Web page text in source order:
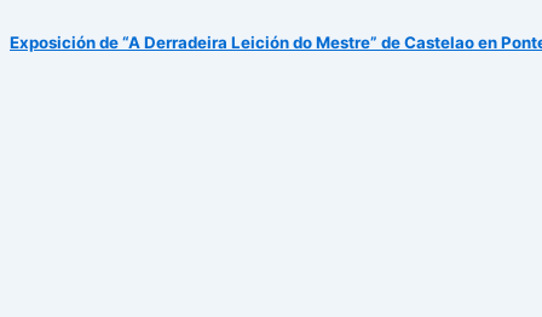
Exposición de “A Derradeira Leición do Mestre” de Castelao en